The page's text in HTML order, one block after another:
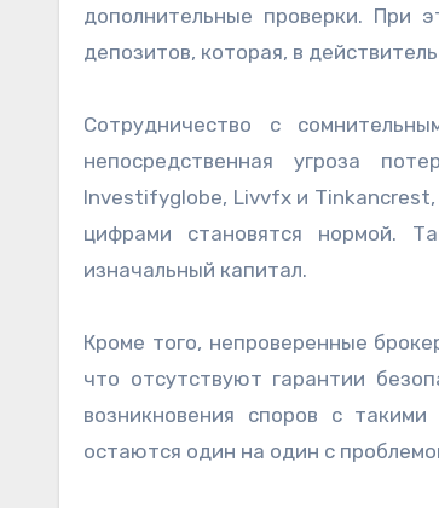
дополнительные проверки. При
депозитов, которая, в
Сотрудничество с
непосредственная угроза
Investifyglobe, Livvfx и
цифрами становятся нормой.
изначальный капитал.
Кроме того, непроверенные
что отсутствуют гарантии
возникновения споров с
остаются один на один с